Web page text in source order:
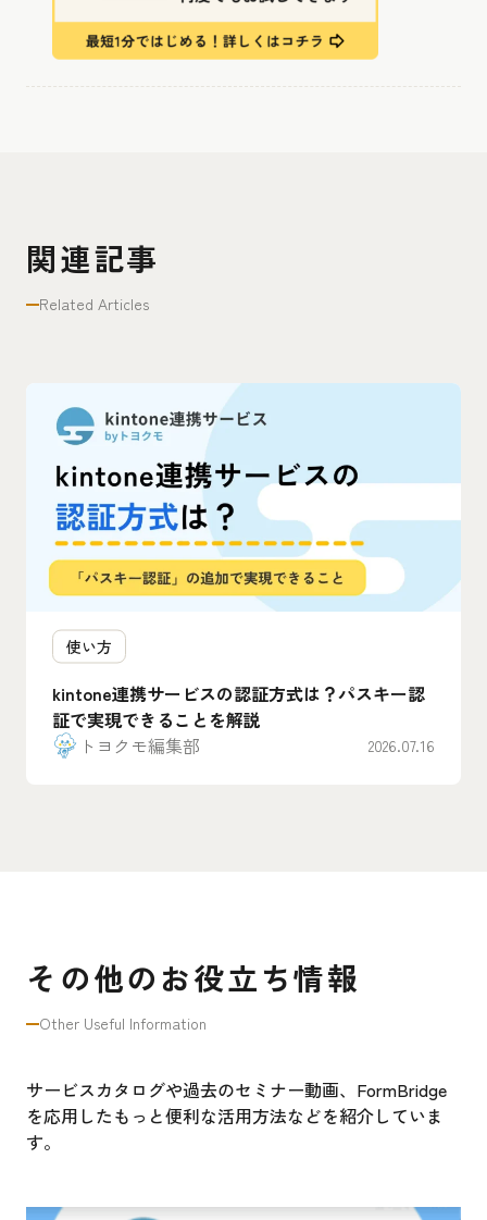
関連記事
Related Articles
使い方
kintone連携サービスの認証方式は？パスキー認
証で実現できることを解説
トヨクモ編集部
2026.07.16
その他のお役立ち情報
Other Useful Information
サービスカタログや過去のセミナー動画、FormBridge
を応用したもっと便利な活用方法などを紹介していま
す。